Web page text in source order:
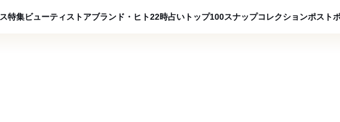
特集ビューティ ストアブランド・ヒト22時占い トップ100スナップコレクションポスト